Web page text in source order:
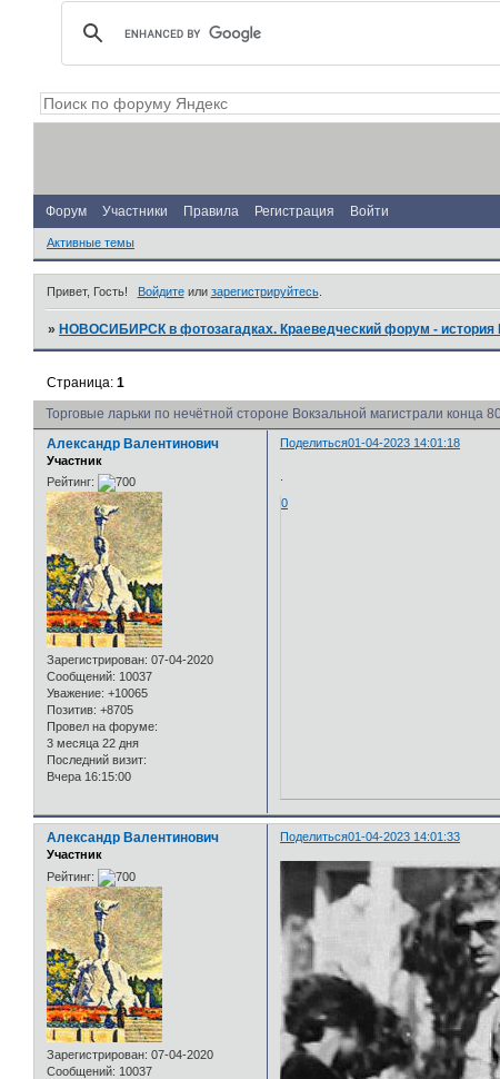
Форум Участники Правила Регистрация Войти
Активные темы
Привет, Гость! Войдитеили зарегистрируйтесь.
»НОВОСИБИРСК в фотозагадках. Краеведческий форум - история
Торговые ларьки по нечётной стороне Вокзальной магистрали конца
Страница:1
Поделиться01-04-2023 14:01:18
Александр Валентинович
Участник
Рейтинг:
Зарегистрирован: 07-04-2020
Сообщений: 10037
Уважение: +10065
Позитив: +8705
Провел на форуме:
3 месяца 22 дня
Последний визит:
Вчера 16:15:00
0
Поделиться01-04-2023 14:01:33
Александр Валентинович
Участник
Рейтинг:
Зарегистрирован: 07-04-2020
Сообщений: 10037